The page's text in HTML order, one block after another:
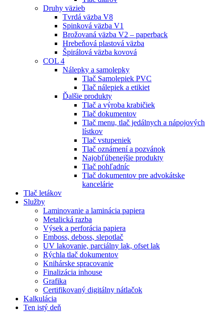
Druhy väzieb
Tvrdá väzba V8
Spinková väzba V1
Brožovaná väzba V2 – paperback
Hrebeňová plastová väzba
Špirálová väzba kovová
COL 4
Nálepky a samolepky
Tlač Samolepiek PVC
Tlač nálepiek a etikiet
Ďalšie produkty
Tlač a výroba krabičiek
Tlač dokumentov
Tlač menu, tlač jedálnych a nápojových
lístkov
Tlač vstupeniek
Tlač oznámení a pozvánok
Najobľúbenejšie produkty
Tlač pohľadníc
Tlač dokumentov pre advokátske
kancelárie
Tlač letákov
Služby
Laminovanie a laminácia papiera
Metalická razba
Výsek a perforácia papiera
Emboss, deboss, slepotlač
UV lakovanie, parciálny lak, ofset lak
Rýchla tlač dokumentov
Knihárske spracovanie
Finalizácia inhouse
Grafika
Certifikovaný digitálny nátlačok
Kalkulácia
Ten istý deň